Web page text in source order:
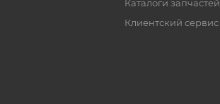
Каталоги запчастей
Клиентский сервис